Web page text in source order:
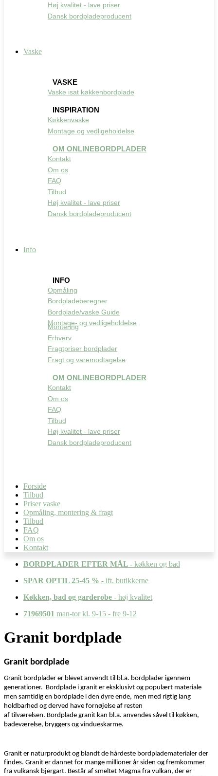
Høj kvalitet - lave priser
Dansk bordpladeproducent
Vaske
VASKE
Vaske isat køkkenbordplade
INSPIRATION
Køkkenvaske
Montage og vedligeholdelse
OM ONLINEBORDPLADER
Kontakt
Om os
FAQ
Tilbud
Høj kvalitet - lave priser
Dansk bordpladeproducent
Info
INFO
Opmåling
Bordpladeberegner
Bordplade/vaske Guide
Montage- og vedligeholdelse
Montering
Erhverv
Fragtpriser bordplader
Fragt og varemodtagelse
OM ONLINEBORDPLADER
Kontakt
Om os
FAQ
Tilbud
Høj kvalitet - lave priser
Dansk bordpladeproducent
Forside
Tilbud
Priser vaske
Opmåling, montering & fragt
Tilbud
FAQ
Om os
Kontakt
BORDPLADER EFTER MÅL - køkken og bad
SPAR OPTIL 25-45 % - ift. butikkerne
Køkken, bad og garderobe - høj kvalitet
71969501 man-tor kl. 9-15 - fre 9-12
Granit bordplade
Granit bordplade
Granit bordplader er blevet anvendt til bl.a. bordplader igennem
generationer. Bordplade i granit er eksklusivt og populært materiale
men samtidig en bordplade i den dyre ende, men med rigtig lang
holdbarhed og derved have fornøjelse af resten
af tilværelsen. Bordplade granit kan bl.a. anvendes såvel til køkken,
badeværelse, bryggers og vindueskarme.
Granit er naturprodukt og blandt de hårdeste bordpladematerialer der
findes. Granit er dannet for mange millioner år siden og fremkommer
fra vulkansk bjergart. Består af smeltet Magma fra vulkan, der er